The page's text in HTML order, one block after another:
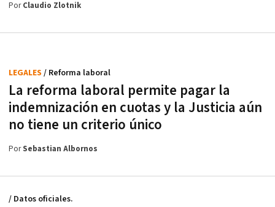
PorClaudio Zlotnik
La reforma laboral permite pagar la
indemnización en cuotas y la Justicia aún
no tiene un criterio único
LEGALES / Reforma laboral
PorSebastian Albornos
/ Datos oficiales.